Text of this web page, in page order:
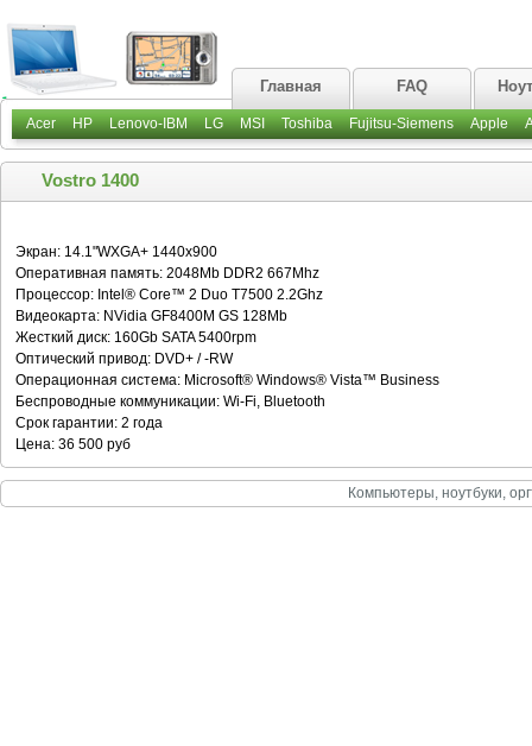
Главная FAQ
Acer HP Lenovo-IBM LG MSI Toshiba Fujitsu-Siemens Apple
Vostro 1400
Экран: 14.1"WXGA+ 1440x900
Оперативная память: 2048Mb DDR2 667Mhz
Процессор: Intel® Core™ 2 Duo T7500 2.2Ghz
Видеокарта: NVidia GF8400M GS 128Mb
Жесткий диск: 160Gb SATA 5400rpm
Оптический привод: DVD+ / -RW
Операционная система: Microsoft® Windows® Vista™ Business
Беспроводные коммуникации: Wi-Fi, Bluetooth
Срок гарантии: 2 года
Цена: 36 500 руб
Компьютеры, ноутбуки,